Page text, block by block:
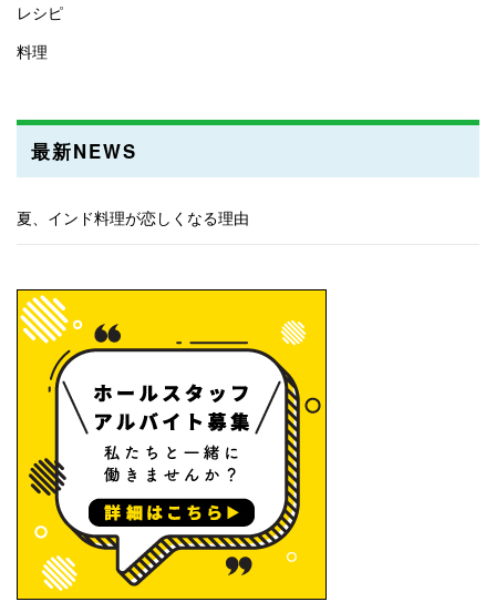
レシピ
料理
最新NEWS
夏、インド料理が恋しくなる理由